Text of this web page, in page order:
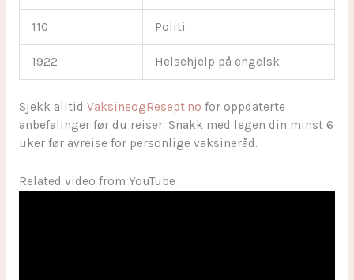
110 Politi
1922 Helsehjelp på engelsk
Sjekk alltid VaksineogResept.no for oppdaterte
anbefalinger før du reiser. Snakk med legen din minst 6
uker før avreise for personlige vaksineråd.
Related video from YouTube